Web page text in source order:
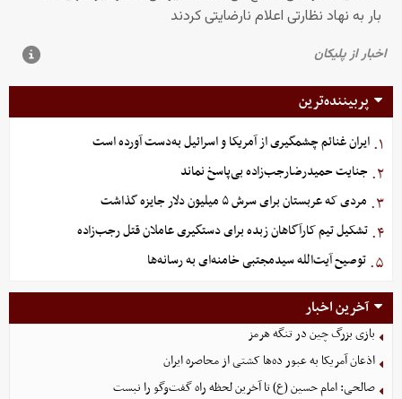
پربیننده‌ترین
۱. ایران غنائم چشمگیری از آمریکا و اسرائیل به‌دست آورده است
۲. جنایت حمیدرضارجب‌زاده بی‌پاسخ نماند
۳. مردی که عربستان برای سرش ۵ میلیون دلار جایزه گذاشت
۴. تشکیل تیم کارآگاهان زبده برای دستگیری عاملان قتل رجب‌زاده
۵. توصیح آیت‌الله سیدمجتبی خامنه‌ای به رسانه‌ها
آخرین اخبار
بازی بزرگ چین در تنگه هرمز
اذعان آمریکا به عبور ده‌ها کشتی از محاصره ایران
صالحی: امام حسین (ع) تا آخرین لحظه راه گفت‌وگو را نبست